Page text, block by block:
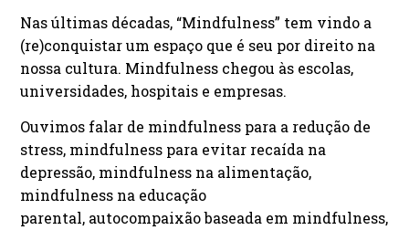
Nas últimas décadas, “Mindfulness” tem vindo a
(re)conquistar um espaço que é seu por direito na
nossa cultura. Mindfulness chegou às escolas,
universidades, hospitais e empresas.
Ouvimos falar de mindfulness para a redução de
stress, mindfulness para evitar recaída na
depressão, mindfulness na alimentação,
mindfulness na educação
parental, autocompaixão baseada em mindfulness,